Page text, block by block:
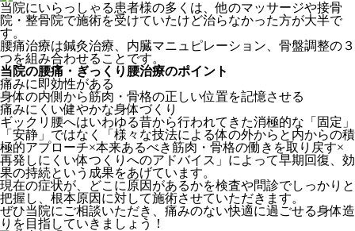
当院にいらっしゃる患者様の多くは、他のマッサージや接骨
院・整骨院で施術を受けていたけど治らなかった方が大半で
す。
腰痛治療は鍼灸治療、内臓マニュピレーション、骨盤調整の３
つを組み合わせることです。
当院の腰痛・ぎっくり腰治療のポイント
痛みに即効性がある
身体の内側から筋肉・骨格の正しい位置を記憶させる
痛みにくい健やかな身体づくり
ギックリ腰へはいわゆる昔から行われてきた消極的な「固定」
「安静」ではなく「様々な技法による体の外からと内からの積
極的アプローチ×本来あるべき筋肉・骨格の働きを取り戻す×
再発しにくい体つくりへのアドバイス」によって早期回復、効
果の持続という成果をあげています。
現在の症状が、どこに原因があるかを検査や問診でしっかりと
把握し、根本原因に対して施術させていただきます。
ぜひ当院にご相談いただき、痛みのない快適に過ごせる身体造
りを目指していきましょう！